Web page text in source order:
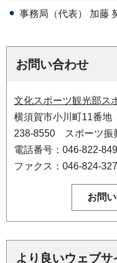
事務局（代表） 加藤
お問い合わせ
文化スポーツ観光部ス
横須賀市小川町11番
238-8550 スポーツ振
電話番号：046-822-
ファクス：046-824-
より良いウェブ